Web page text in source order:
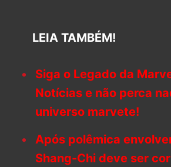
LEIA TAMBÉM!
Siga o Legado da
Notícias e não perca
universo marvete!
Após polêmica
Shang-Chi deve ser